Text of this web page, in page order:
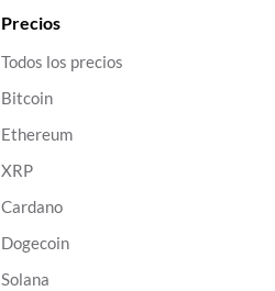
Precios
Todos los precios
Bitcoin
Ethereum
XRP
Cardano
Dogecoin
Solana